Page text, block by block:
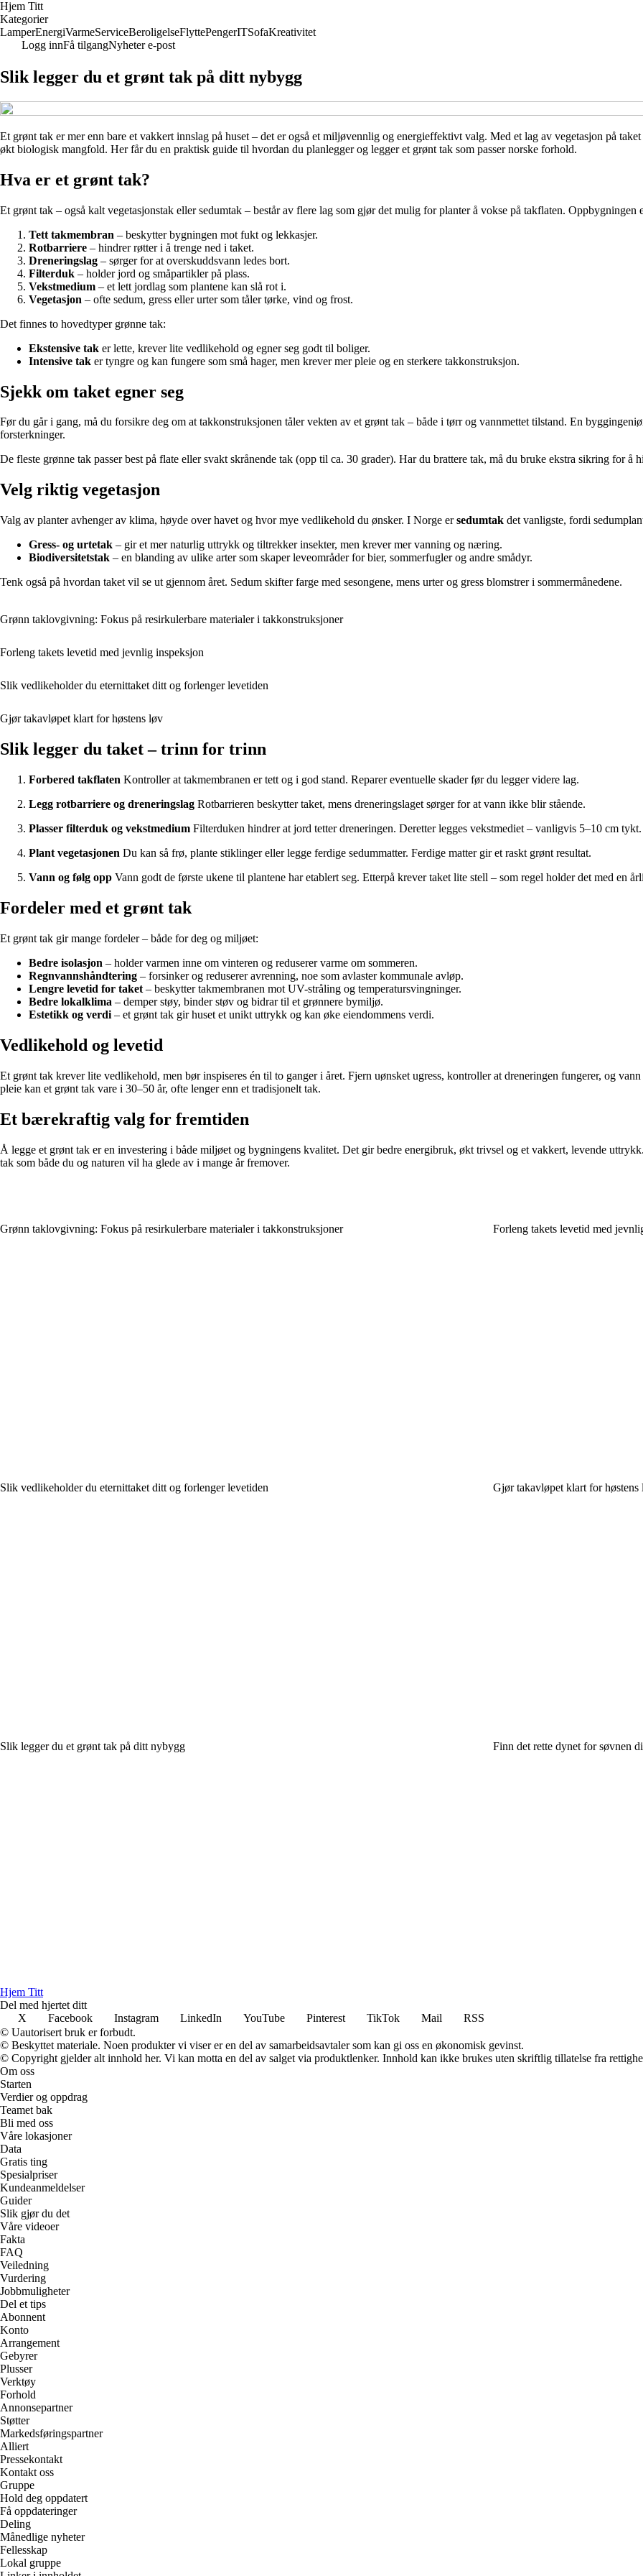
Hjem Titt
Kategorier
LamperEnergiVarmeServiceBeroligelseFlyttePengerITSofaKreativitet
Logg innFå tilgangNyheter e-post
Slik legger du et grønt tak på ditt nybygg
Et grønt tak er mer enn bare et vakkert innslag på huset – det er også et miljøvennlig og energieffektivt valg. Med et lag av vegetasjon på
økt biologisk mangfold. Her får du en praktisk guide til hvordan du planlegger og legger et grønt tak som passer norske forhold.
Hva er et grønt tak?
Et grønt tak – også kalt vegetasjonstak eller sedumtak – består av flere lag som gjør det mulig for planter å vokse på takflaten. Oppbygningen
Tett takmembran – beskytter bygningen mot fukt og lekkasjer.
Rotbarriere – hindrer røtter i å trenge ned i taket.
Dreneringslag – sørger for at overskuddsvann ledes bort.
Filterduk – holder jord og småpartikler på plass.
Vekstmedium – et lett jordlag som plantene kan slå rot i.
Vegetasjon – ofte sedum, gress eller urter som tåler tørke, vind og frost.
Det finnes to hovedtyper grønne tak:
Ekstensive tak er lette, krever lite vedlikehold og egner seg godt til boliger.
Intensive tak er tyngre og kan fungere som små hager, men krever mer pleie og en sterkere takkonstruksjon.
Sjekk om taket egner seg
Før du går i gang, må du forsikre deg om at takkonstruksjonen tåler vekten av et grønt tak – både i tørr og vannmettet tilstand. En
forsterkninger.
De fleste grønne tak passer best på flate eller svakt skrånende tak (opp til ca. 30 grader). Har du brattere tak, må du bruke ekstra sikring for å
Velg riktig vegetasjon
Valg av planter avhenger av klima, høyde over havet og hvor mye vedlikehold du ønsker. I Norge ersedumtak det vanligste, fordi
Gress- og urtetak – gir et mer naturlig uttrykk og tiltrekker insekter, men krever mer vanning og næring.
Biodiversitetstak – en blanding av ulike arter som skaper leveområder for bier, sommerfugler og andre smådyr.
Tenk også på hvordan taket vil se ut gjennom året. Sedum skifter farge med sesongene, mens urter og gress blomstrer i sommermånedene.
Grønn taklovgivning: Fokus på resirkulerbare materialer i takkonstruksjoner
Forleng takets levetid med jevnlig inspeksjon
Slik vedlikeholder du eternittaket ditt og forlenger levetiden
Gjør takavløpet klart for høstens løv
Slik legger du taket – trinn for trinn
Forbered takflaten Kontroller at takmembranen er tett og i god stand. Reparer eventuelle skader før du legger videre lag.
Legg rotbarriere og dreneringslag Rotbarrieren beskytter taket, mens dreneringslaget sørger for at vann ikke blir stående.
Plasser filterduk og vekstmedium Filterduken hindrer at jord tetter dreneringen. Deretter legges vekstmediet – vanligvis 5–10 cm tykt.
Plant vegetasjonen Du kan så frø, plante stiklinger eller legge ferdige sedummatter. Ferdige matter gir et raskt grønt resultat.
Vann og følg opp Vann godt de første ukene til plantene har etablert seg. Etterpå krever taket lite stell – som regel holder det med en
Fordeler med et grønt tak
Et grønt tak gir mange fordeler – både for deg og miljøet:
Bedre isolasjon – holder varmen inne om vinteren og reduserer varme om sommeren.
Regnvannshåndtering – forsinker og reduserer avrenning, noe som avlaster kommunale avløp.
Lengre levetid for taket – beskytter takmembranen mot UV-stråling og temperatursvingninger.
Bedre lokalklima – demper støy, binder støv og bidrar til et grønnere bymiljø.
Estetikk og verdi – et grønt tak gir huset et unikt uttrykk og kan øke eiendommens verdi.
Vedlikehold og levetid
Et grønt tak krever lite vedlikehold, men bør inspiseres én til to ganger i året. Fjern uønsket ugress, kontroller at dreneringen fungerer, og
pleie kan et grønt tak vare i 30–50 år, ofte lenger enn et tradisjonelt tak.
Et bærekraftig valg for fremtiden
Å legge et grønt tak er en investering i både miljøet og bygningens kvalitet. Det gir bedre energibruk, økt trivsel og et vakkert, levende
tak som både du og naturen vil ha glede av i mange år fremover.
Grønn taklovgivning: Fokus på resirkulerbare materialer i takkonstruksjoner Forleng takets levetid med
Slik vedlikeholder du eternittaket ditt og forlenger levetiden Gjør takavløpet klart for høstens
Slik legger du et grønt tak på ditt nybygg Finn det rette dynet for søvnen
Hjem Titt
Del med hjertet ditt
X
Facebook Instagram LinkedIn YouTube Pinterest TikTok Mail
RSS
© Uautorisert bruk er forbudt.
© Beskyttet materiale. Noen produkter vi viser er en del av samarbeidsavtaler som kan gi oss en økonomisk gevinst.
© Copyright gjelder alt innhold her. Vi kan motta en del av salget via produktlenker. Innhold kan ikke brukes uten skriftlig tillatelse fra
Om oss
Starten
Verdier og oppdrag
Teamet bak
Bli med oss
Våre lokasjoner
Data
Gratis ting
Spesialpriser
Kundeanmeldelser
Guider
Slik gjør du det
Våre videoer
Fakta
FAQ
Veiledning
Vurdering
Jobbmuligheter
Del et tips
Abonnent
Konto
Arrangement
Gebyrer
Plusser
Verktøy
Forhold
Annonsepartner
Støtter
Markedsføringspartner
Alliert
Pressekontakt
Kontakt oss
Gruppe
Hold deg oppdatert
Få oppdateringer
Deling
Månedlige nyheter
Fellesskap
Lokal gruppe